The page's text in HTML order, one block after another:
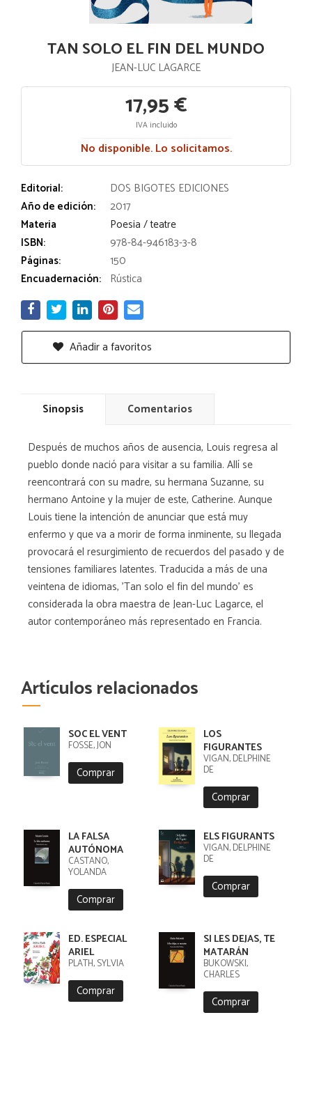
TAN SOLO EL FIN DEL MUNDO
JEAN-LUC LAGARCE
17,95 €
IVA incluido
No disponible. Lo solicitamos.
Editorial:
DOS BIGOTES EDICIONES
Año de edición:
2017
Materia
Poesia / teatre
ISBN:
978-84-946183-3-8
Páginas:
150
Encuadernación: Rústica
Añadir a favoritos
Sinopsis Comentarios
Después de muchos años de ausencia, Louis regresa al
pueblo donde nació para visitar a su familia. Allí se
reencontrará con su madre, su hermana Suzanne, su
hermano Antoine y la mujer de este, Catherine. Aunque
Louis tiene la intención de anunciar que está muy
enfermo y que va a morir de forma inminente, su llegada
provocará el resurgimiento de recuerdos del pasado y de
tensiones familiares latentes. Traducida a más de una
veintena de idiomas, 'Tan solo el fin del mundo' es
considerada la obra maestra de Jean-Luc Lagarce, el
autor contemporáneo más representado en Francia.
Artículos relacionados
SOC EL VENT
FOSSE, JON
Comprar
LOS
FIGURANTES
VIGAN, DELPHINE
DE
Comprar
LA FALSA
AUTÓNOMA
CASTAÑO,
YOLANDA
Comprar
ELS FIGURANTS
VIGAN, DELPHINE
DE
Comprar
ED. ESPECIAL
ARIEL
PLATH, SYLVIA
Comprar
SI LES DEJAS, TE
MATARÁN
BUKOWSKI,
CHARLES
Comprar